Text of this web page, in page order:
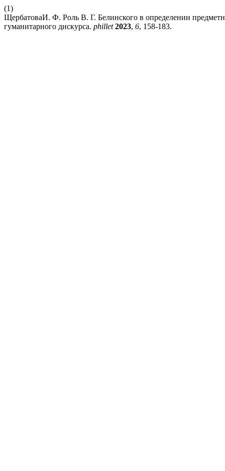
(1)
ЩербатоваИ. Ф. Роль В. Г. Белинского в определении
гуманитарного дискурса. phillet 2023, 6, 158-183.